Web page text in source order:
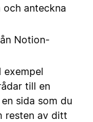
och anteckna
Notion-
till en
sida som du
resten av ditt